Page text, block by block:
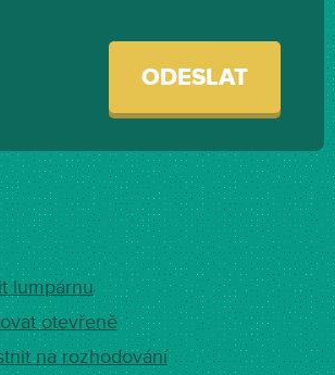
ODESLAT
lumpárnu
otevřeně
na rozhodování